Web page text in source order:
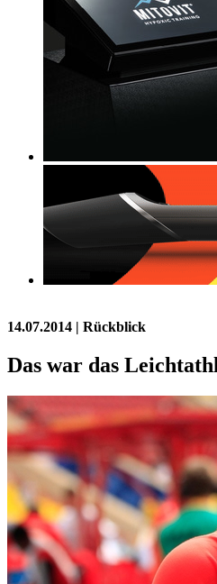
14.07.2014 | Rückblick
Das war das